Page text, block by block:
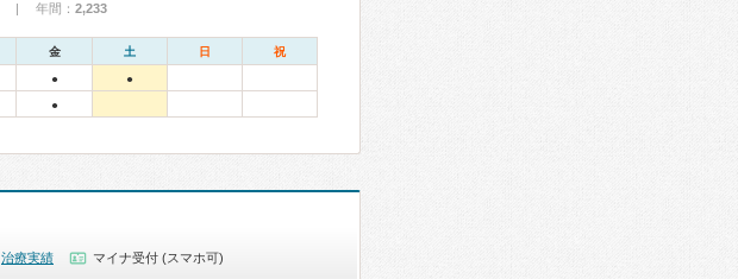
| 年間： 2,233
金 土 日 祝
● ●
●
治療実績 マイナ受付 (スマホ可)